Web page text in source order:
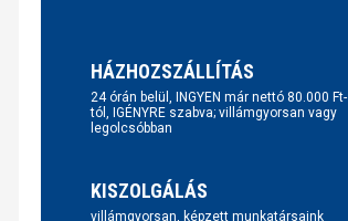
HÁZHOZSZÁLLÍTÁS
24 órán belül, INGYEN már nettó 80.000 Ft-
tól, IGÉNYRE szabva; villámgyorsan vagy
legolcsóbban
KISZOLGÁLÁS
villámgyorsan, képzett munkatársaink